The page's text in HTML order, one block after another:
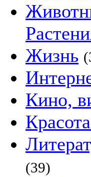
Жизнь
Кино,
(39)